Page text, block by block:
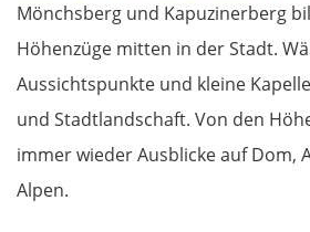
Mönchsberg und Kapuzinerberg
Höhenzüge mitten in der Stadt.
Aussichtspunkte und kleine
und Stadtlandschaft. Von den
immer wieder Ausblicke auf Dom,
Alpen.